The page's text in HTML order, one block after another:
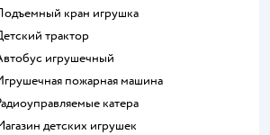
Подъемный кран игрушка
Детский трактор
Автобус игрушечный
Игрушечная пожарная машина
Радиоуправляемые катера
Магазин детских игрушек